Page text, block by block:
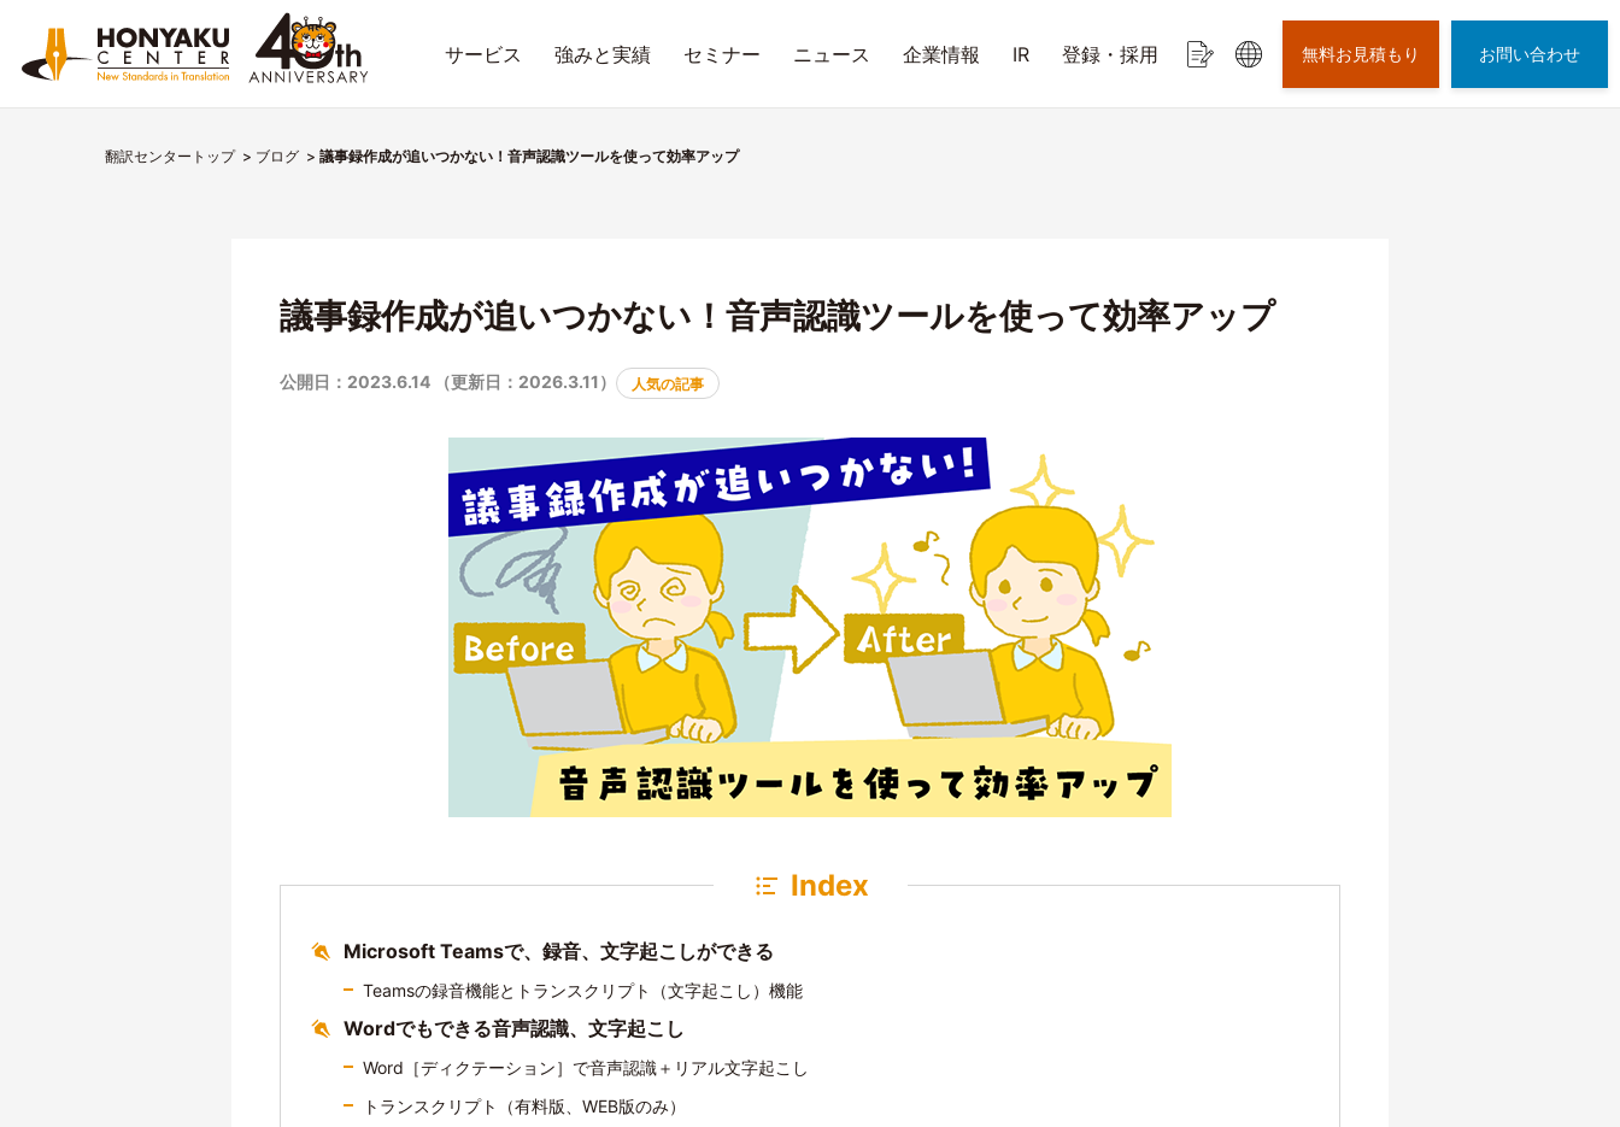
サービス 強みと実績 セミナー ニュース 企業情報 IR 登録・採用 無料お見積もり お問い合わせ
翻訳センタートップ ブログ 議事録作成が追いつかない！音声認識ツールを使って効率アップ
議事録作成が追いつかない！音声認識ツールを使って効率アップ
公開日：2023.6.14 （更新日：2026.3.11） 人気の記事
Index
Microsoft Teamsで、録音、文字起こしができる
Teamsの録音機能とトランスクリプト（文字起こし）機能
Wordでもできる音声認識、文字起こし
Word［ディクテーション］で音声認識＋リアル文字起こし
トランスクリプト（有料版、WEB版のみ）